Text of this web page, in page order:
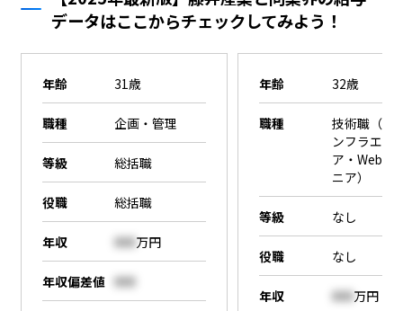
データはここからチェックしてみよう！
年齢 31歳
職種 企画・管理
等級 総括職
役職 総括職
年収 000万円
年収偏差値 000
年齢 32歳
職種
技術職（SE
ンフラエン
ア・Webエ
ニア）
等級 なし
役職 なし
年収 000万円